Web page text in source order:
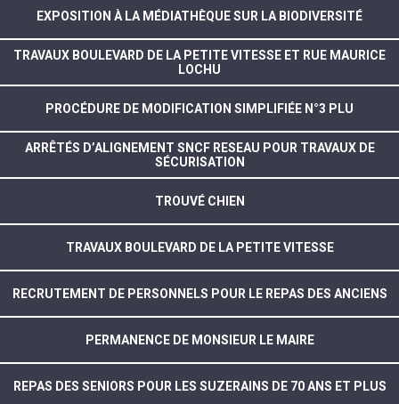
EXPOSITION À LA MÉDIATHÈQUE SUR LA BIODIVERSITÉ
TRAVAUX BOULEVARD DE LA PETITE VITESSE ET RUE MAURICE
LOCHU
PROCÉDURE DE MODIFICATION SIMPLIFIÉE N°3 PLU
ARRÊTÉS D’ALIGNEMENT SNCF RESEAU POUR TRAVAUX DE
SÉCURISATION
TROUVÉ CHIEN
TRAVAUX BOULEVARD DE LA PETITE VITESSE
RECRUTEMENT DE PERSONNELS POUR LE REPAS DES ANCIENS
PERMANENCE DE MONSIEUR LE MAIRE
REPAS DES SENIORS POUR LES SUZERAINS DE 70 ANS ET PLUS